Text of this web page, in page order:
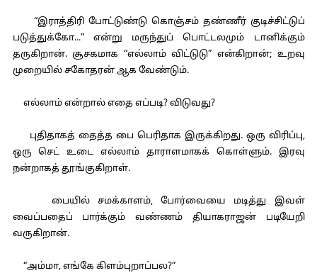
“இராத்திரி போட்டுண்டு கொஞ்சம் தண்ணீர் குடிச்சிட்டுப்
படுத்துக்கோ...” என்று மருந்துப் பொட்டலமும் டானிக்கும்
தருகிறான். சூசகமாக “எல்லாம் விட்டுடு” என்கிறான்; உறவு
முறையில் சகோதரன் ஆக வேண்டும்.
எல்லாம் என்றால் எதை எப்படி? விடுவது?
புதிதாகத் தைத்த பை பெரிதாக இருக்கிறது. ஒரு விரிப்பு,
ஒரு செட் உடை எல்லாம் தாராளமாகக் கொள்ளும். இரவு
நன்றாகத் தூங்குகிறாள்.
பையில் சமக்காளம், போர்வையை மடித்து இவள்
வைப்பதைப் பார்க்கும் வண்ணம் தியாகராஜன் படியேறி
வருகிறான்.
“அம்மா, எங்கே கிளம்புறாப்பல?”